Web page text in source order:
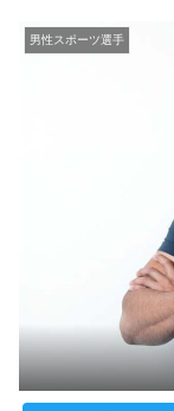
男性スポーツ選手